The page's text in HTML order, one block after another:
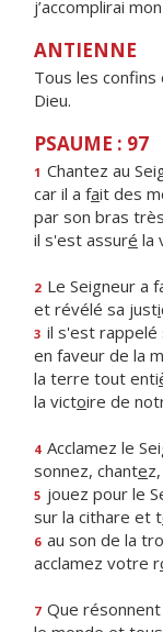
j’accomplirai
ANTIENNE
Tous les
Dieu.
PSAUME : 97
1 Chantez au
car il a fait des
par son bras
il s'est assuré la
2 Le Seigneur a
et révélé sa justi
3 il s'est rappelé
en faveur de la
la terre tout enti
la victoire de
4 Acclamez le
sonnez, chante
5 jouez pour le
sur la cithare et t
6 au son de la
acclamez votre r
7 Que résonnent